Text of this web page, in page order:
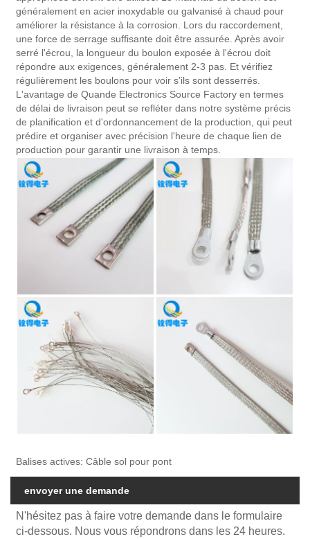
généralement en acier inoxydable ou galvanisé à chaud pour
améliorer la résistance à la corrosion. Lors du raccordement,
une force de serrage suffisante doit être assurée. Après avoir
serré l'écrou, la longueur du boulon exposée à l'écrou doit
répondre aux exigences, généralement 2-3 pas. Et vérifiez
régulièrement les boulons pour voir s’ils sont desserrés.
L'avantage de Quande Electronics Source Factory en termes
de délai de livraison peut se refléter dans notre système précis
de planification et d'ordonnancement de la production, qui peut
prédire et organiser avec précision l'heure de chaque lien de
production pour garantir une livraison à temps.
Balises actives: Câble sol pour pont
envoyer une demande
N'hésitez pas à faire votre demande dans le formulaire
ci-dessous. Nous vous répondrons dans les 24 heures.